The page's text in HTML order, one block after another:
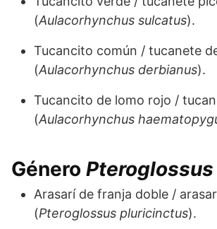
(Aulacorhynchus sulcatus).
Tucancito común / tucanete
(Aulacorhynchus derbianus).
Tucancito de lomo rojo /
(Aulacorhynchus
Género Pteroglossus
Arasarí de franja doble /
(Pteroglossus pluricinctus).